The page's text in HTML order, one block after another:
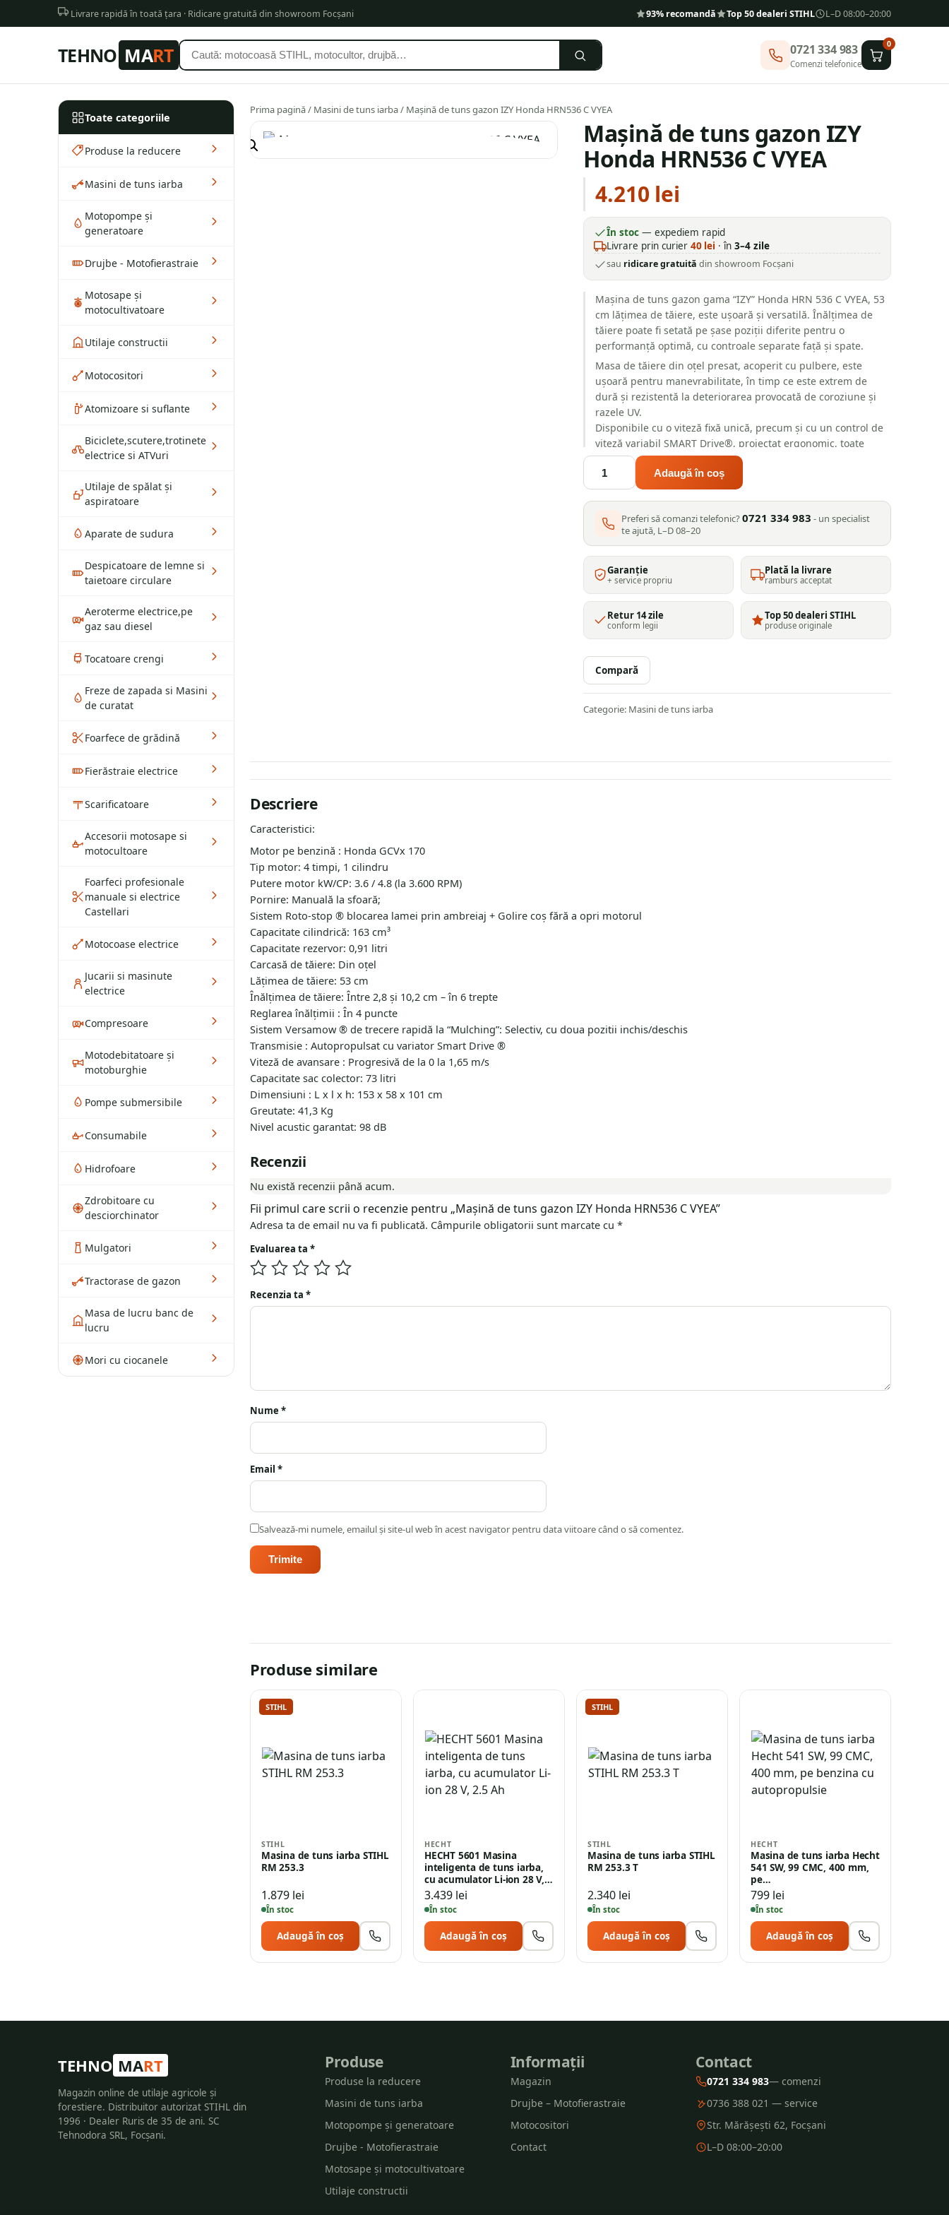
Livrare rapidă în toată țara · Ridicare gratuită din showroom Focșani 93% recomandă Top 50 dealeri STIHL L–D 08:00–20:00
TEHNO MART 0721 334 983
Comenzi telefonice
0
Toate categoriile
Produse la reducere
Masini de tuns iarba
Motopompe și
generatoare
Drujbe - Motofierastraie
Motosape și
motocultivatoare
Utilaje constructii
Motocositori
Atomizoare si suflante
Biciclete,scutere,trotinete
electrice si ATVuri
Utilaje de spălat și
aspiratoare
Aparate de sudura
Despicatoare de lemne si
taietoare circulare
Aeroterme electrice,pe
gaz sau diesel
Tocatoare crengi
Freze de zapada si Masini
de curatat
Foarfece de grădină
Fierăstraie electrice
Scarificatoare
Accesorii motosape si
motocultoare
Foarfeci profesionale
manuale si electrice
Castellari
Motocoase electrice
Jucarii si masinute
electrice
Compresoare
Motodebitatoare și
motoburghie
Pompe submersibile
Consumabile
Hidrofoare
Zdrobitoare cu
desciorchinator
Mulgatori
Tractorase de gazon
Masa de lucru banc de
lucru
Mori cu ciocanele
Prima pagină/ Masini de tuns iarba/ Mașină de tuns gazon IZY Honda HRN536 C VYEA
Mașină de tuns gazon IZY
Honda HRN536 C VYEA
4.210 lei
În stoc — expediem rapid
Livrare prin curier 40 lei · în 3–4 zile
sau ridicare gratuită din showroom Focșani
Mașina de tuns gazon gama “IZY” Honda HRN 536 C VYEA, 53
cm lățimea de tăiere, este ușoară și versatilă. Înălțimea de
tăiere poate fi setată pe șase poziții diferite pentru o
performanță optimă, cu controale separate față și spate.
Masa de tăiere din oțel presat, acoperit cu pulbere, este
ușoară pentru manevrabilitate, în timp ce este extrem de
dură și rezistentă la deteriorarea provocată de coroziune și
razele UV.
Disponibile cu o viteză fixă unică, precum și cu un control de
viteză variabil SMART Drive®, proiectat ergonomic, toate
mașinile de tuns gazon din gama Izy sunt ușor de utilizat și
de controlat.
Astfel, ușoară, robustă si ușor de utilizat, Mașina de tuns
gazon gama “IZY” Honda HRG 536 C8 VYEH, 53 cm lățimea de
tăiere poate fi folosită în cele mai înguste spații, ceea ce o
face perfectă pentru grădinile mici și mijlocii. Toate modelele
pentru longevitate și fiabilitate, ceea ce înseamnă că vă puteți
bucura folosindu-le pentru mult timp.
Cantitate
Mașină
de
tuns
gazon
IZY
HRN536
VYEA
Adaugă în coș
Preferi să comanzi telefonic?0721 334 983 - un specialist
te ajută, L–D 08–20
Garanție
+ service propriu
Plată la livrare
ramburs acceptat
Retur 14 zile
conform legii
Top 50 dealeri STIHL
produse originale
Compară
Categorie: Masini de tuns iarba
Descriere
Caracteristici:
Motor pe benzină : Honda GCVx 170
Tip motor: 4 timpi, 1 cilindru
Putere motor kW/CP: 3.6 / 4.8 (la 3.600 RPM)
Pornire: Manuală la sfoară;
Sistem Roto-stop ® blocarea lamei prin ambreiaj + Golire coş fără a opri motorul
Capacitate cilindrică: 163 cm³
Capacitate rezervor: 0,91 litri
Carcasă de tăiere: Din oţel
Lăţimea de tăiere: 53 cm
Înălţimea de tăiere: Între 2,8 şi 10,2 cm – în 6 trepte
Reglarea înălţimii : În 4 puncte
Sistem Versamow ® de trecere rapidă la “Mulching”: Selectiv, cu doua pozitii inchis/deschis
Transmisie : Autopropulsat cu variator Smart Drive ®
Viteză de avansare : Progresivă de la 0 la 1,65 m/s
Capacitate sac colector: 73 litri
Dimensiuni : L x l x h: 153 x 58 x 101 cm
Greutate: 41,3 Kg
Nivel acustic garantat: 98 dB
Recenzii
Nu există recenzii până acum.
Fii primul care scrii o recenzie pentru „Mașină de tuns gazon IZY Honda HRN536 C VYEA”
Adresa ta de email nu va fi publicată. Câmpurile obligatorii sunt marcate cu *
Evaluarea ta *
Recenzia ta *
Nume *
Email *
Salvează-mi numele, emailul și site-ul web în acest navigator pentru data viitoare când o să comentez.
Produse similare
STIHL
STIHL
Masina de tuns iarba STIHL
RM 253.3
1.879 lei
În stoc
Adaugă în coș
HECHT
HECHT 5601 Masina
inteligenta de tuns iarba,
cu acumulator Li-ion 28 V,…
3.439 lei
În stoc
Adaugă în coș
STIHL
STIHL
Masina de tuns iarba STIHL
RM 253.3 T
2.340 lei
În stoc
Adaugă în coș
HECHT
Masina de tuns iarba Hecht
541 SW, 99 CMC, 400 mm,
pe…
799 lei
În stoc
Adaugă în coș
TEHNO MART
Magazin online de utilaje agricole și
forestiere. Distribuitor autorizat STIHL din
1996 · Dealer Ruris de 35 de ani. SC
Tehnodora SRL, Focșani.
Produse
Produse la reducere
Masini de tuns iarba
Motopompe și generatoare
Drujbe - Motofierastraie
Motosape și motocultivatoare
Utilaje constructii
Informații
Magazin
Drujbe – Motofierastraie
Motocositori
Contact
Contact
0721 334 983— comenzi
0736 388 021 — service
Str. Mărășești 62, Focșani
L–D 08:00–20:00